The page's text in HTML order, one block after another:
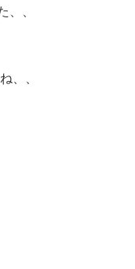
、、
、、